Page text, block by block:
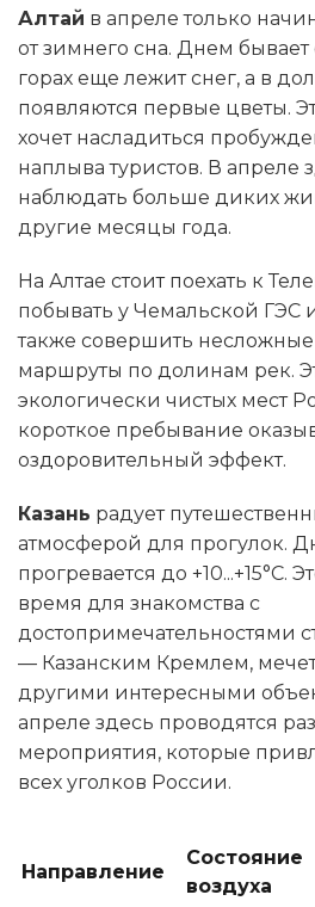
Алтай в апреле только
от зимнего сна. Днем бывает
горах еще лежит снег, а в
появляются первые цветы.
хочет насладиться
наплыва туристов. В апреле
наблюдать больше диких
другие месяцы года.
На Алтае стоит поехать к
побывать у Чемальской ГЭС
также совершить
маршруты по долинам рек.
экологически чистых мест
короткое пребывание
оздоровительный эффект.
Казань радует
атмосферой для прогулок.
прогревается до +10...+15°C.
время для знакомства с
достопримечательностями
— Казанским Кремлем,
другими интересными
апреле здесь проводятся
мероприятия, которые
всех уголков России.
Направление
Состояние
воздуха